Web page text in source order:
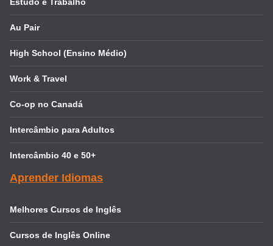
Au Pair
High School (Ensino Médio)
Work & Travel
Co-op no Canadá
Intercâmbio para Adultos
Intercâmbio 40 e 50+
Aprender Idiomas
Melhores Cursos de Inglês
Cursos de Inglês Online